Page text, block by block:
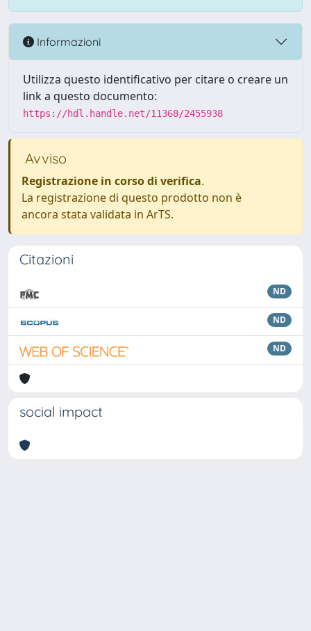
Informazioni
Utilizza questo identificativo per citare o creare un
link a questo documento:
https://hdl.handle.net/11368/2455938
Avviso
Registrazione in corso di verifica.
La registrazione di questo prodotto non è
ancora stata validata in ArTS.
Citazioni
ND
ND
ND
social impact